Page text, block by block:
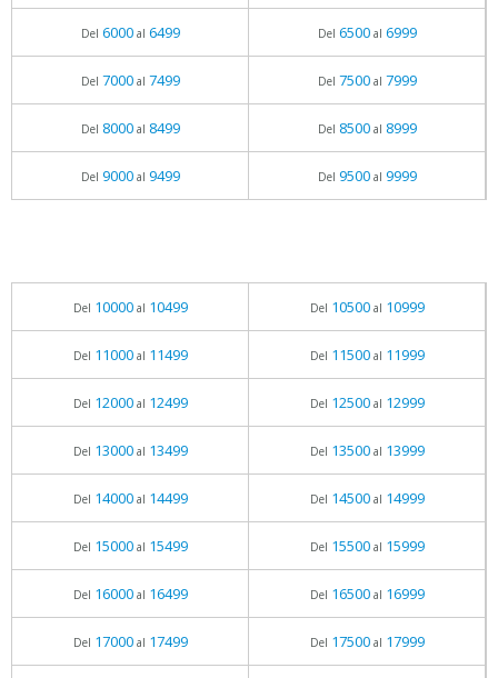
Del 6000al 6499 Del 6500al 6999
Del 7000al 7499 Del 7500al 7999
Del 8000al 8499 Del 8500al 8999
Del 9000al 9499 Del 9500al 9999
Del 10000al 10499 Del 10500al 10999
Del 11000al 11499 Del 11500al 11999
Del 12000al 12499 Del 12500al 12999
Del 13000al 13499 Del 13500al 13999
Del 14000al 14499 Del 14500al 14999
Del 15000al 15499 Del 15500al 15999
Del 16000al 16499 Del 16500al 16999
Del 17000al 17499 Del 17500al 17999